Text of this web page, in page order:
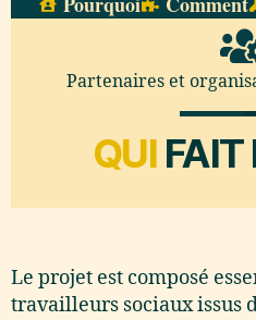
Partenaires et
QUI FAIT
Le projet est composé
travailleurs sociaux issus